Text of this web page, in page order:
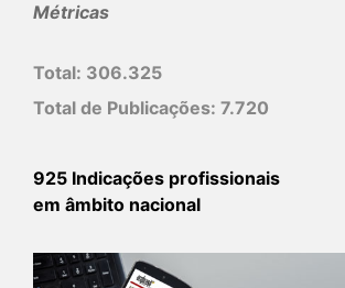
Métricas
Total: 306.325
Total de Publicações: 7.720
925 Indicações profissionais
em âmbito nacional